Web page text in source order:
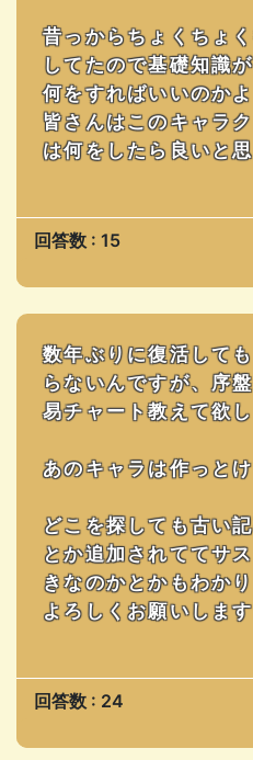
昔っからちょくちょ
してたので基礎知識
何をすればいいのか
皆さんはこのキャラ
は何をしたら良いと
回答数 : 15
数年ぶりに復活して
らないんですが、序
易チャート教えて欲
あのキャラは作っと
どこを探しても古い
とか追加されててサ
きなのかとかもわか
よろしくお願いします
回答数 : 24